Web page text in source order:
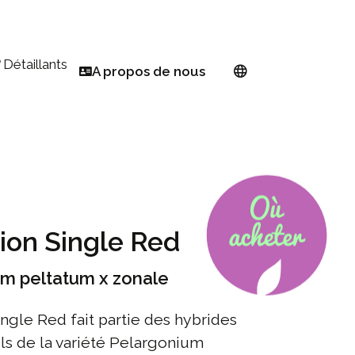
fleurs en toute simplicité
Détaillants A propos de nous
Devenir ambassadeur
Single Red
peltatum x zonale
Red fait partie des hybrides
de la variété Pelargonium